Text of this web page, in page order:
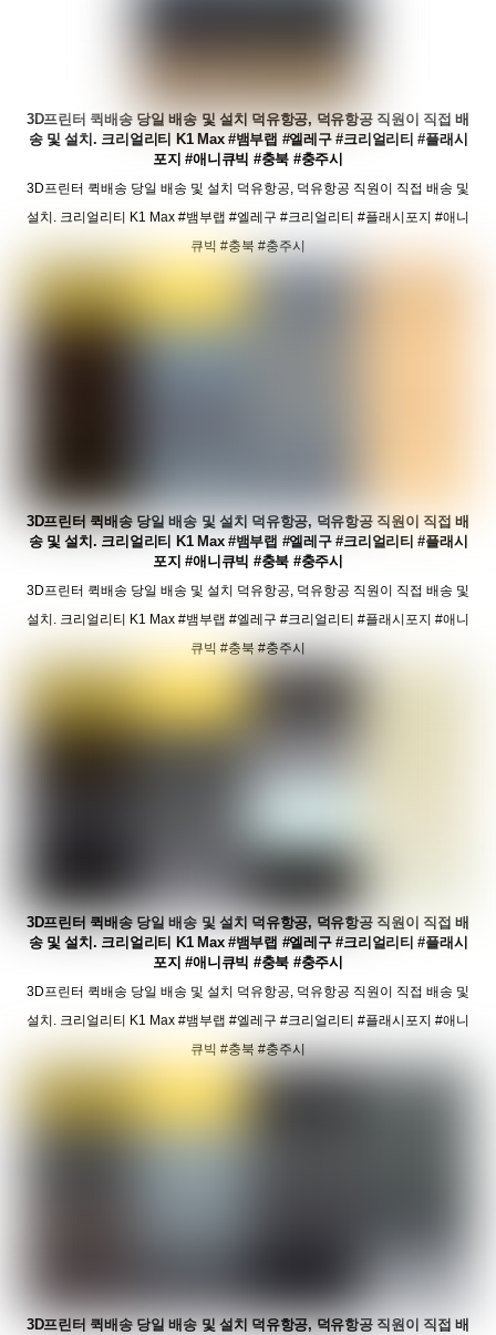
3D프린터 퀵배송 당일 배송 및 설치 덕유항공, 덕유항공 직원이 직접 배
송 및 설치. 크리얼리티 K1 Max #뱀부랩 #엘레구 #크리얼리티 #플래시
포지 #애니큐빅 #충북 #충주시
3D프린터 퀵배송 당일 배송 및 설치 덕유항공, 덕유항공 직원이 직접 배송 및
설치. 크리얼리티 K1 Max #뱀부랩 #엘레구 #크리얼리티 #플래시포지 #애니
큐빅 #충북 #충주시
3D프린터 퀵배송 당일 배송 및 설치 덕유항공, 덕유항공 직원이 직접 배
송 및 설치. 크리얼리티 K1 Max #뱀부랩 #엘레구 #크리얼리티 #플래시
포지 #애니큐빅 #충북 #충주시
3D프린터 퀵배송 당일 배송 및 설치 덕유항공, 덕유항공 직원이 직접 배송 및
설치. 크리얼리티 K1 Max #뱀부랩 #엘레구 #크리얼리티 #플래시포지 #애니
큐빅 #충북 #충주시
3D프린터 퀵배송 당일 배송 및 설치 덕유항공, 덕유항공 직원이 직접 배
송 및 설치. 크리얼리티 K1 Max #뱀부랩 #엘레구 #크리얼리티 #플래시
포지 #애니큐빅 #충북 #충주시
3D프린터 퀵배송 당일 배송 및 설치 덕유항공, 덕유항공 직원이 직접 배송 및
설치. 크리얼리티 K1 Max #뱀부랩 #엘레구 #크리얼리티 #플래시포지 #애니
큐빅 #충북 #충주시
3D프린터 퀵배송 당일 배송 및 설치 덕유항공, 덕유항공 직원이 직접 배